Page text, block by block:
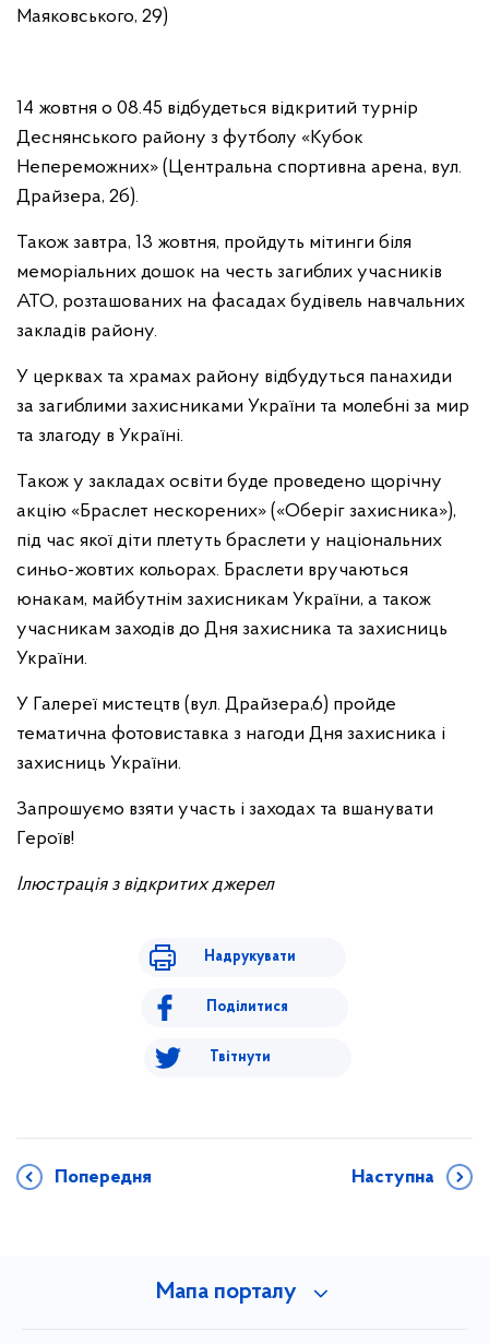
Маяковського, 29)
14 жовтня о 08.45 відбудеться відкритий турнір
Деснянського району з футболу «Кубок
Непереможних» (Центральна спортивна арена, вул.
Драйзера, 2б).
Також завтра, 13 жовтня, пройдуть мітинги біля
меморіальних дошок на честь загиблих учасників
АТО, розташованих на фасадах будівель навчальних
закладів району.
У церквах та храмах району відбудуться панахиди
за загиблими захисниками України та молебні за мир
та злагоду в Україні.
Також у закладах освіти буде проведено щорічну
акцію «Браслет нескорених» («Оберіг захисника»),
під час якої діти плетуть браслети у національних
синьо-жовтих кольорах. Браслети вручаються
юнакам, майбутнім захисникам України, а також
учасникам заходів до Дня захисника та захисниць
України.
У Галереї мистецтв (вул. Драйзера,6) пройде
тематична фотовиставка з нагоди Дня захисника і
захисниць України.
Запрошуємо взяти участь і заходах та вшанувати
Героїв!
Ілюстрація з відкритих джерел
Надрукувати
Поділитися
Твітнути
Попередня Наступна
Мапа порталу